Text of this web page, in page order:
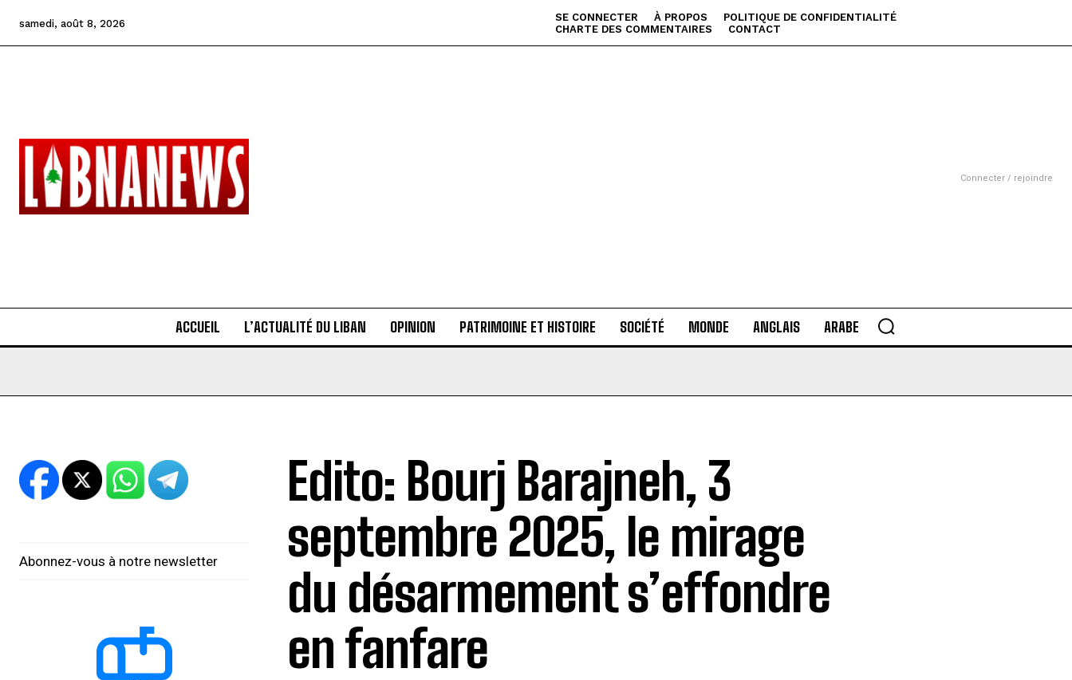
samedi, août 8, 2026 SE CONNECTER À PROPOS
POLITIQUE DE CONFIDENTIALITÉ
CHARTE DES COMMENTAIRES
CONTACT
Connecter / rejoindre
ACCUEIL L’ACTUALITÉ DU LIBAN OPINION PATRIMOINE ET HISTOIRE SOCIÉTÉ MONDE ANGLAIS ARABE
Abonnez-vous à notre newsletter
Edito: Bourj Barajneh, 3
septembre 2025, le mirage
du désarmement s’effondre
en fanfare